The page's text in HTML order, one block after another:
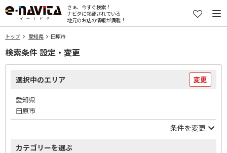
さぁ、今すぐ検索！
ナビタに掲載されている
地元のお店の情報が満載！
トップ 愛知県 田原市
検索条件 設定・変更
選択中のエリア 変更
愛知県
田原市
条件を変更
カテゴリーを選ぶ